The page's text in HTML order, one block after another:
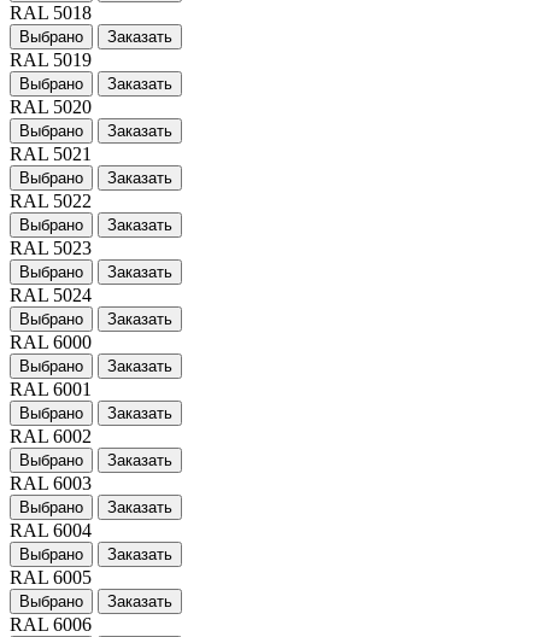
RAL 5018
Выбрано Заказать
RAL 5019
Выбрано Заказать
RAL 5020
Выбрано Заказать
RAL 5021
Выбрано Заказать
RAL 5022
Выбрано Заказать
RAL 5023
Выбрано Заказать
RAL 5024
Выбрано Заказать
RAL 6000
Выбрано Заказать
RAL 6001
Выбрано Заказать
RAL 6002
Выбрано Заказать
RAL 6003
Выбрано Заказать
RAL 6004
Выбрано Заказать
RAL 6005
Выбрано Заказать
RAL 6006